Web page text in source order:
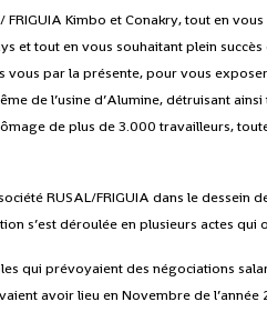
FRIGUIA Kimbo et Conakry, tout en
et tout en vous souhaitant plein
vous par la présente, pour vous
de l’usine d’Alumine, détruisant
de plus de 3.000 travailleurs,
RUSAL/FRIGUIA dans le dessein
s’est déroulée en plusieurs actes qui
qui prévoyaient des négociations
avoir lieu en Novembre de l’année